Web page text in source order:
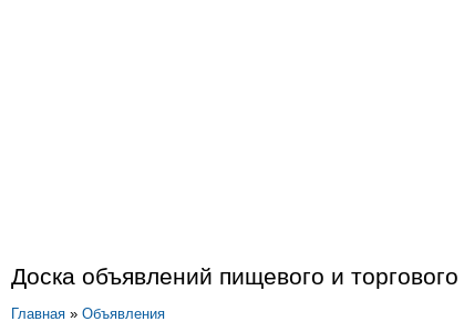
Доска объявлений пищевого и
Главная » Объявления